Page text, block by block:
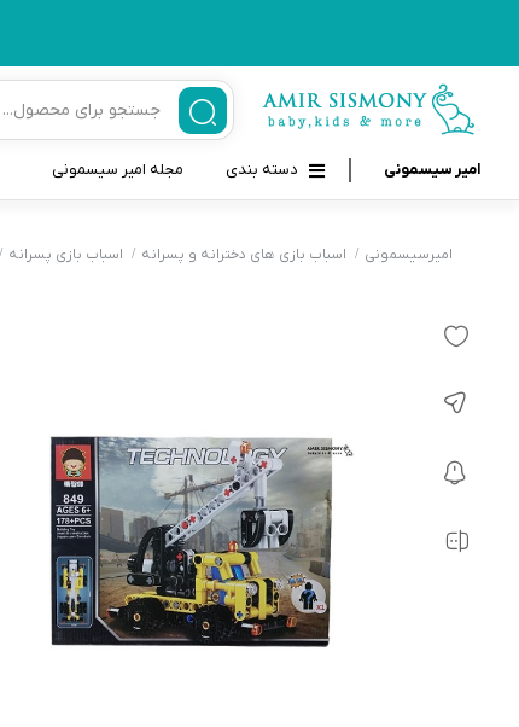
امیر سیسمونی دسته بندی
قاب و بندپستانک
پواربینی
مسواک و خمیر دندان کودک
تب سنج نوزاد و کودک
رابط و پد سینه
دستگاه بخور سرد کودک
لوازم حمام نوزاد
لوازم اتاق نوزاد و کودک
اسباب بازی دخترانه و پسرانه
مجله امیر سیسمونی
امیرسیسمونی اسباب بازی های دخترانه و پسرانه اسباب بازی پسرانه